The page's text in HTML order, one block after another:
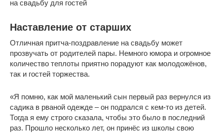
на свадьбу для гостей
Наставление от старших
Отличная притча-поздравление на свадьбу может
прозвучать от родителей пары. Немного юмора и огромное
количество теплоты приятно порадуют как молодожёнов,
так и гостей торжества.
«Я помню, как мой маленький сын первый раз вернулся из
садика в рваной одежде – он подрался с кем-то из детей.
Тогда я ему строго сказала, чтобы это было в последний
раз. Прошло несколько лет, он принёс из школы свою